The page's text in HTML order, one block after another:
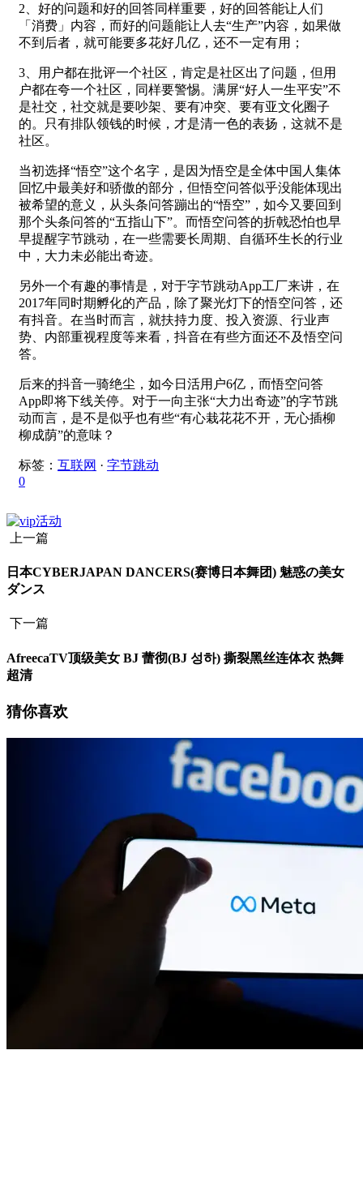
2、好的问题和好的回答同样重要，好的回答能让人们
「消费」内容，而好的问题能让人去“生产”内容，如果做
不到后者，就可能要多花好几亿，还不一定有用；
3、用户都在批评一个社区，肯定是社区出了问题，但用
户都在夸一个社区，同样要警惕。满屏“好人一生平安”不
是社交，社交就是要吵架、要有冲突、要有亚文化圈子
的。只有排队领钱的时候，才是清一色的表扬，这就不是
社区。
当初选择“悟空”这个名字，是因为悟空是全体中国人集体
回忆中最美好和骄傲的部分，但悟空问答似乎没能体现出
被希望的意义，从头条问答蹦出的“悟空”，如今又要回到
那个头条问答的“五指山下”。而悟空问答的折戟恐怕也早
早提醒字节跳动，在一些需要长周期、自循环生长的行业
中，大力未必能出奇迹。
另外一个有趣的事情是，对于字节跳动App工厂来讲，在
2017年同时期孵化的产品，除了聚光灯下的悟空问答，还
有抖音。在当时而言，就扶持力度、投入资源、行业声
势、内部重视程度等来看，抖音在有些方面还不及悟空问
答。
后来的抖音一骑绝尘，如今日活用户6亿，而悟空问答
App即将下线关停。对于一向主张“大力出奇迹”的字节跳
动而言，是不是似乎也有些“有心栽花花不开，无心插柳
柳成荫”的意味？
标签： 互联网 · 字节跳动
0
上一篇
日本CYBERJAPAN DANCERS(赛博日本舞团) 魅惑の美女
ダンス
下一篇
AfreecaTV顶级美女 BJ 蕾彻(BJ 성하) 撕裂黑丝连体衣 热舞
超清
猜你喜欢